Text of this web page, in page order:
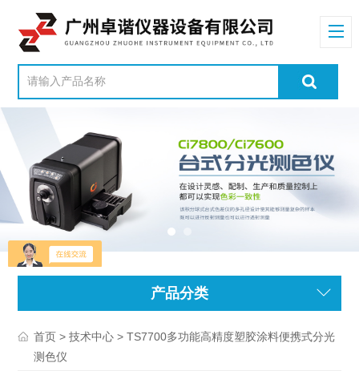
产品分类
首页 >技术中心 > TS7700多功能高精度塑胶涂料便携式分光
测色仪